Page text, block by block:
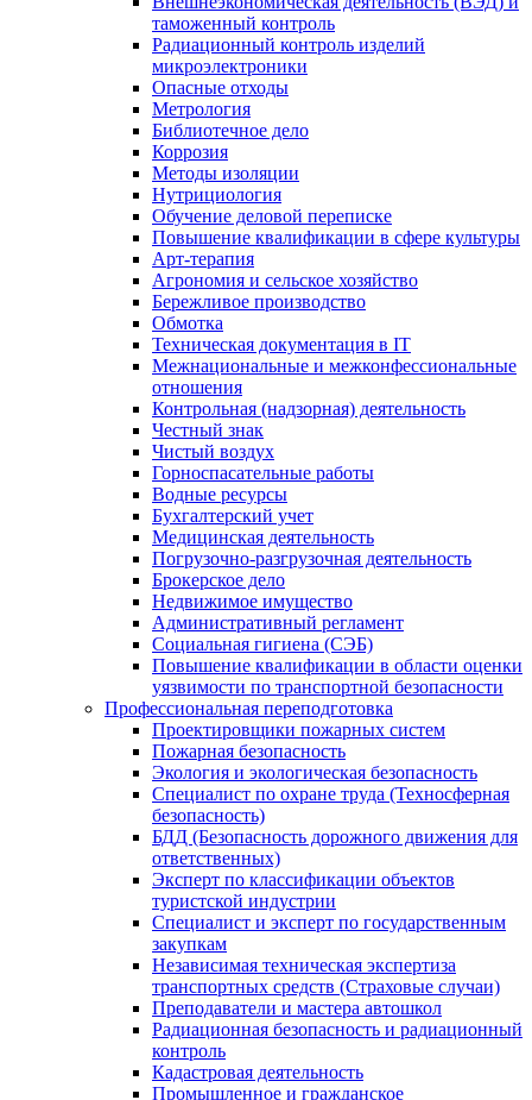
таможенный контроль
Радиационный контроль изделий
микроэлектроники
Опасные отходы
Метрология
Библиотечное дело
Коррозия
Методы изоляции
Нутрициология
Обучение деловой переписке
Повышение квалификации в сфере культуры
Арт-терапия
Агрономия и сельское хозяйство
Бережливое производство
Обмотка
Техническая документация в IT
Межнациональные и межконфессиональные
отношения
Контрольная (надзорная) деятельность
Честный знак
Чистый воздух
Горноспасательные работы
Водные ресурсы
Бухгалтерский учет
Медицинская деятельность
Погрузочно-разгрузочная деятельность
Брокерское дело
Недвижимое имущество
Административный регламент
Социальная гигиена (СЭБ)
Повышение квалификации в области оценки
уязвимости по транспортной безопасности
Профессиональная переподготовка
Проектировщики пожарных систем
Пожарная безопасность
Экология и экологическая безопасность
Специалист по охране труда (Техносферная
безопасность)
БДД (Безопасность дорожного движения для
ответственных)
Эксперт по классификации объектов
туристской индустрии
Специалист и эксперт по государственным
закупкам
Независимая техническая экспертиза
транспортных средств (Страховые случаи)
Преподаватели и мастера автошкол
Радиационная безопасность и радиационный
контроль
Кадастровая деятельность
Промышленное и гражданское